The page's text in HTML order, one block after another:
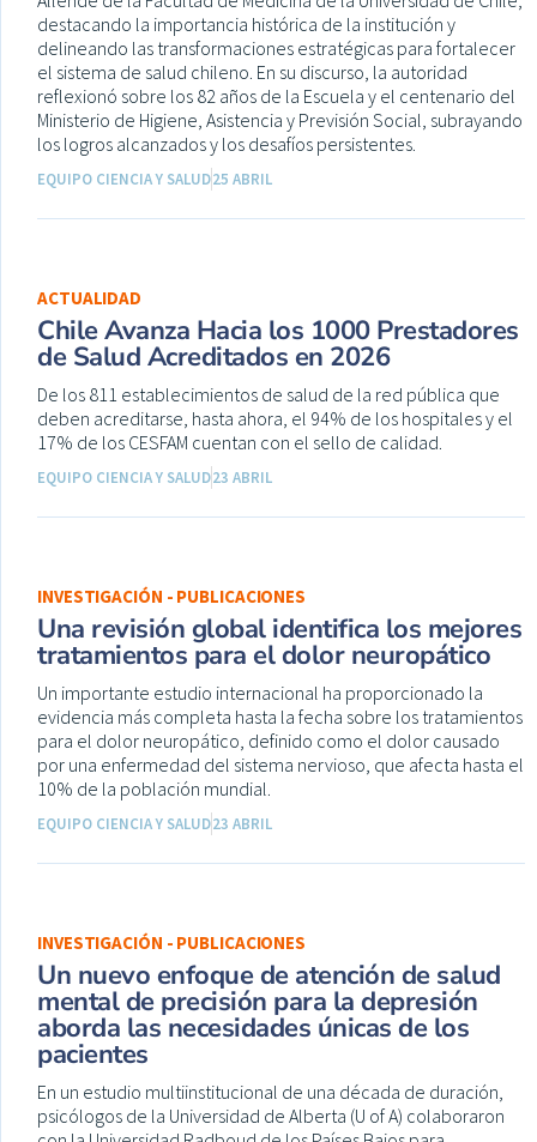
destacando la importancia histórica de la institución y
delineando las transformaciones estratégicas para fortalecer
el sistema de salud chileno. En su discurso, la autoridad
reflexionó sobre los 82 años de la Escuela y el centenario del
Ministerio de Higiene, Asistencia y Previsión Social, subrayando
los logros alcanzados y los desafíos persistentes.
EQUIPO CIENCIA Y SALUD25 ABRIL
ACTUALIDAD
Chile Avanza Hacia los 1000 Prestadores
de Salud Acreditados en 2026
De los 811 establecimientos de salud de la red pública que
deben acreditarse, hasta ahora, el 94% de los hospitales y el
17% de los CESFAM cuentan con el sello de calidad.
EQUIPO CIENCIA Y SALUD23 ABRIL
INVESTIGACIÓN - PUBLICACIONES
Una revisión global identifica los mejores
tratamientos para el dolor neuropático
Un importante estudio internacional ha proporcionado la
evidencia más completa hasta la fecha sobre los tratamientos
para el dolor neuropático, definido como el dolor causado
por una enfermedad del sistema nervioso, que afecta hasta el
10% de la población mundial.
EQUIPO CIENCIA Y SALUD23 ABRIL
INVESTIGACIÓN - PUBLICACIONES
Un nuevo enfoque de atención de salud
mental de precisión para la depresión
aborda las necesidades únicas de los
pacientes
En un estudio multiinstitucional de una década de duración,
psicólogos de la Universidad de Alberta (U of A) colaboraron